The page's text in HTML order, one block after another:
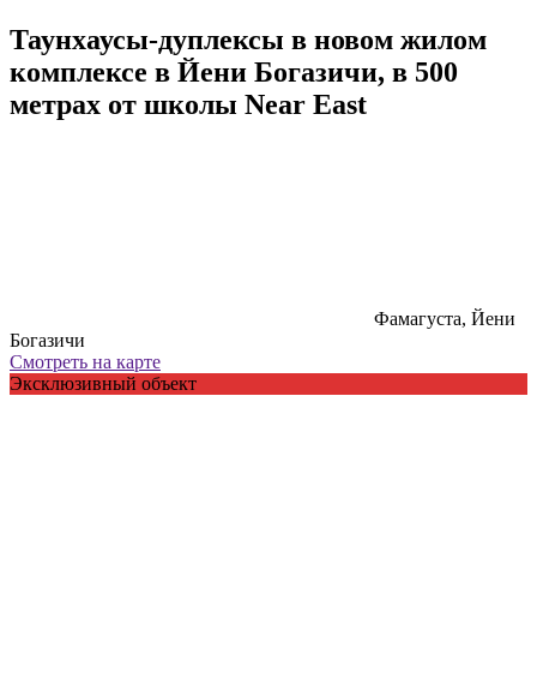
Таунхаусы-дуплексы в новом жилом
комплексе в Йени Богазичи, в 500
метрах от школы Near East
Фамагуста, Йени
Богазичи
Смотреть на карте
Эксклюзивный объект